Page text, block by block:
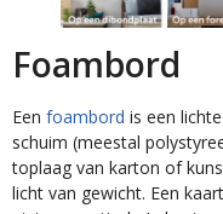
Foambord
Een foambord is een
schuim (meestal
toplaag van karton of
licht van gewicht. Een